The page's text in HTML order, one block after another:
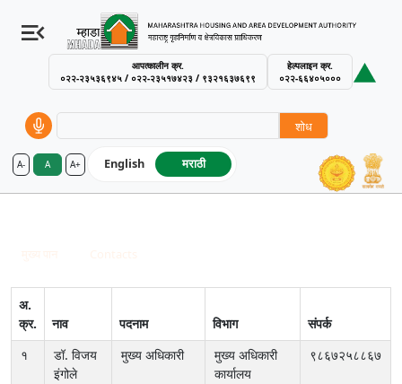
आपत्कालीन क्र.
०२२-२३५३६९४५ / ०२२-२३५१७४२३ / ९३२१६३७६९९
हेल्पलाइन क्र.
०२२-६६४०५०००
A- A A+ English मराठी
अ.
क्र.
नाव पदनाम विभाग
संपर्क
१
डॉ. विजय
इंगोले
मुख्य अधिकारी
मुख्य अधिकारी
कार्यालय
९८६७२५८८६७